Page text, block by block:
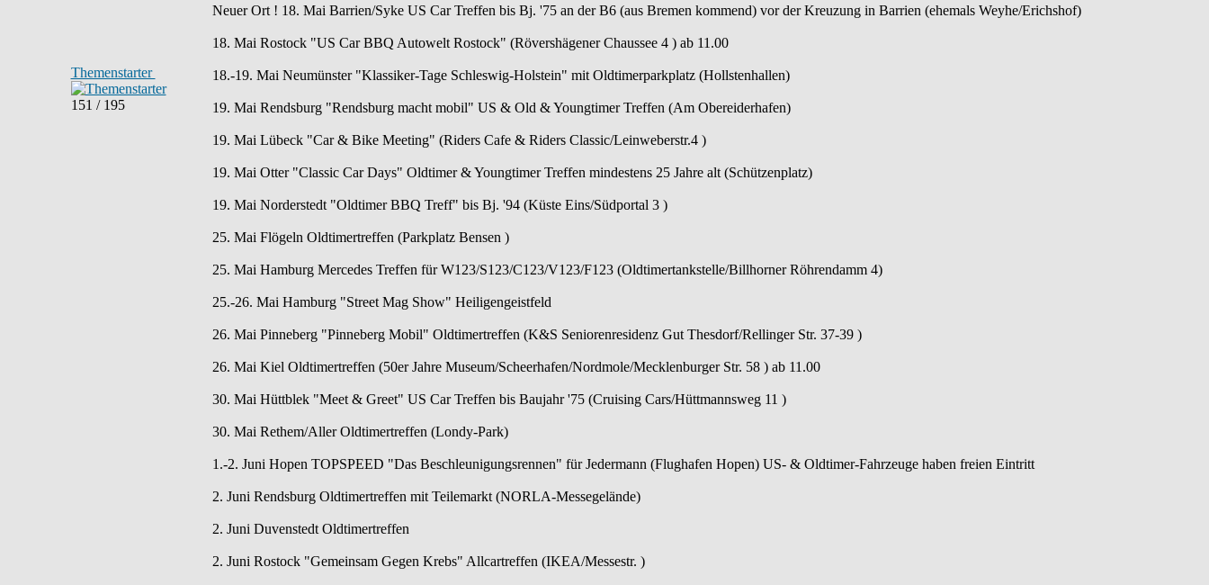
Themenstarter
151 / 195
Neuer Ort ! 18. Mai Barrien/Syke US Car Treffen bis Bj. '75 an der B6 (aus Bremen kommend) vor der Kreuzung in Barrien (ehemals Weyhe/Erichshof)
18. Mai Rostock "US Car BBQ Autowelt Rostock" (Rövershägener Chaussee 4 ) ab 11.00
18.-19. Mai Neumünster "Klassiker-Tage Schleswig-Holstein" mit Oldtimerparkplatz (Hollstenhallen)
19. Mai Rendsburg "Rendsburg macht mobil" US & Old & Youngtimer Treffen (Am Obereiderhafen)
19. Mai Lübeck "Car & Bike Meeting" (Riders Cafe & Riders Classic/Leinweberstr.4 )
19. Mai Otter "Classic Car Days" Oldtimer & Youngtimer Treffen mindestens 25 Jahre alt (Schützenplatz)
19. Mai Norderstedt "Oldtimer BBQ Treff" bis Bj. '94 (Küste Eins/Südportal 3 )
25. Mai Flögeln Oldtimertreffen (Parkplatz Bensen )
25. Mai Hamburg Mercedes Treffen für W123/S123/C123/V123/F123 (Oldtimertankstelle/Billhorner Röhrendamm 4)
25.-26. Mai Hamburg "Street Mag Show" Heiligengeistfeld
26. Mai Pinneberg "Pinneberg Mobil" Oldtimertreffen (K&S Seniorenresidenz Gut Thesdorf/Rellinger Str. 37-39 )
26. Mai Kiel Oldtimertreffen (50er Jahre Museum/Scheerhafen/Nordmole/Mecklenburger Str. 58 ) ab 11.00
30. Mai Hüttblek "Meet & Greet" US Car Treffen bis Baujahr '75 (Cruising Cars/Hüttmannsweg 11 )
30. Mai Rethem/Aller Oldtimertreffen (Londy-Park)
1.-2. Juni Hopen TOPSPEED "Das Beschleunigungsrennen" für Jedermann (Flughafen Hopen) US- & Oldtimer-Fahrzeuge haben freien Eintritt
2. Juni Rendsburg Oldtimertreffen mit Teilemarkt (NORLA-Messegelände)
2. Juni Duvenstedt Oldtimertreffen
2. Juni Rostock "Gemeinsam Gegen Krebs" Allcartreffen (IKEA/Messestr. )